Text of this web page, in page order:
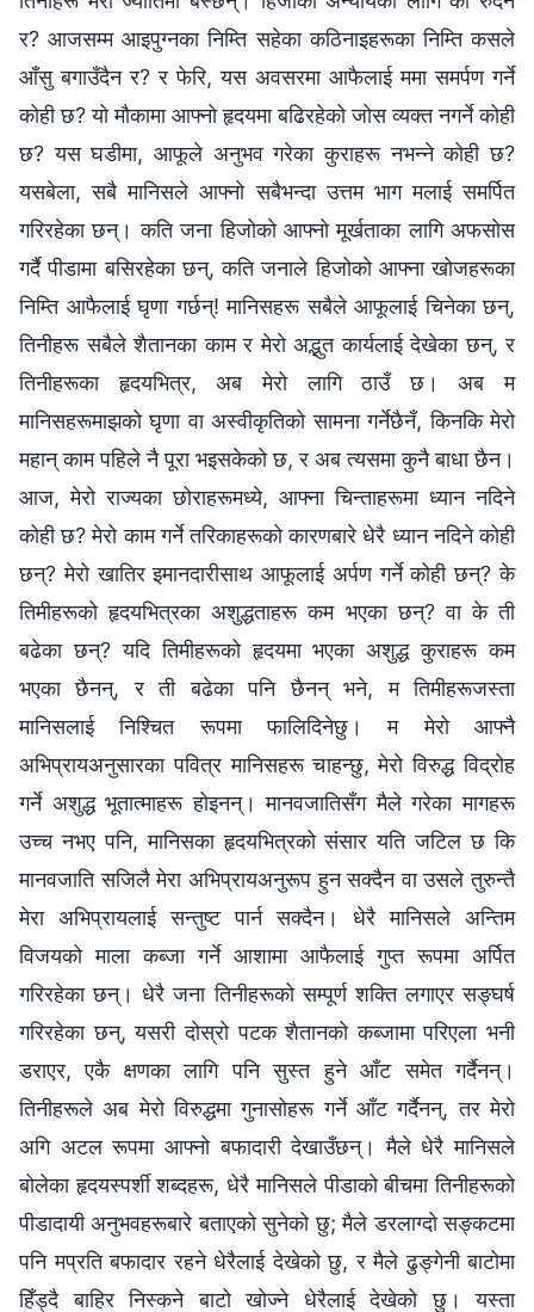
र? आजसम्म आइपुग्नका निम्ति सहेका कठिनाइहरूका निम्ति कसले
आँसु बगाउँदैन र? र फेरि, यस अवसरमा आफैलाई ममा समर्पण गर्ने
कोही छ? यो मौकामा आफ्नो हृदयमा बढिरहेको जोस व्यक्त नगर्ने कोही
छ? यस घडीमा, आफूले अनुभव गरेका कुराहरू नभन्‍ने कोही छ?
यसबेला, सबै मानिसले आफ्नो सबैभन्दा उत्तम भाग मलाई समर्पित
गरिरहेका छन्। कति जना हिजोको आफ्नो मूर्खताका लागि अफसोस
गर्दै पीडामा बसिरहेका छन्, कति जनाले हिजोको आफ्ना खोजहरूका
निम्ति आफैलाई घृणा गर्छन्! मानिसहरू सबैले आफूलाई चिनेका छन्,
तिनीहरू सबैले शैतानका काम र मेरो अद्भुत कार्यलाई देखेका छन्, र
तिनीहरूका हृदयभित्र, अब मेरो लागि ठाउँ छ। अब म
मानिसहरूमाझको घृणा वा अस्वीकृतिको सामना गर्नेछैनँ, किनकि मेरो
महान् काम पहिले नै पूरा भइसकेको छ, र अब त्यसमा कुनै बाधा छैन।
आज, मेरो राज्यका छोराहरूमध्ये, आफ्‍ना चिन्ताहरूमा ध्यान नदिने
कोही छ? मेरो काम गर्ने तरिकाहरूको कारणबारे धेरै ध्यान नदिने कोही
छन्? मेरो खातिर इमानदारीसाथ आफूलाई अर्पण गर्ने कोही छन्? के
तिमीहरूको हृदयभित्रका अशुद्धताहरू कम भएका छन्? वा के ती
बढेका छन्? यदि तिमीहरूको हृदयमा भएका अशुद्ध कुराहरू कम
भएका छैनन्, र ती बढेका पनि छैनन् भने, म तिमीहरूजस्ता
मानिसलाई निश्चित रूपमा फालिदिनेछु। म मेरो आफ्नै
अभिप्रायअनुसारका पवित्र मानिसहरू चाहन्छु, मेरो विरुद्ध विद्रोह
गर्ने अशुद्ध भूतात्माहरू होइनन्। मानवजातिसँग मैले गरेका मागहरू
उच्च नभए पनि, मानिसका हृदयभित्रको संसार यति जटिल छ कि
मानवजाति सजिलै मेरा अभिप्रायअनुरूप हुन सक्दैन वा उसले तुरुन्तै
मेरा अभिप्रायलाई सन्तुष्ट पार्न सक्दैन। धेरै मानिसले अन्तिम
विजयको माला कब्जा गर्ने आशामा आफैलाई गुप्त रूपमा अर्पित
गरिरहेका छन्। धेरै जना तिनीहरूको सम्पूर्ण शक्ति लगाएर सङ्घर्ष
गरिरहेका छन्, यसरी दोस्रो पटक शैतानको कब्जामा परिएला भनी
डराएर, एकै क्षणका लागि पनि सुस्त हुने आँट समेत गर्दैनन्।
तिनीहरूले अब मेरो विरुद्धमा गुनासोहरू गर्ने आँट गर्दैनन्, तर मेरो
अगि अटल रूपमा आफ्नो बफादारी देखाउँछन्। मैले धेरै मानिसले
बोलेका हृदयस्पर्शी शब्दहरू, धेरै मानिसले पीडाको बीचमा तिनीहरूको
पीडादायी अनुभवहरूबारे बताएको सुनेको छु; मैले डरलाग्दो सङ्कटमा
पनि मप्रति बफादार रहने धेरैलाई देखेको छु, र मैले ढुङ्गेनी बाटोमा
हिँड्दै बाहिर निस्कने बाटो खोज्‍ने धेरैलाई देखेको छु। यस्ता